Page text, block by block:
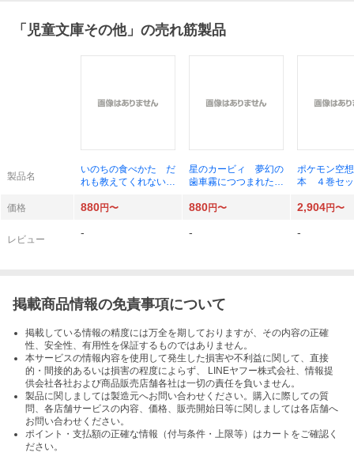
「 児童文庫その他」の売れ筋製品
製品名
いのちの食べかた だ
れも教えてくれない、
つばさ文庫 Ｂも３－
シタケシンスケ／絵
星のカービィ 夢幻の
歯車霧につつまれた大
さ文庫 Ｃた３－６
苅野タウ／絵 ぽと／
ポケモン空
本 ４巻セッ
価格
880円〜 880円〜 2,904円〜
レビュー
- - -
掲載商品情報の免責事項について
掲載している情報の精度には万全を期しておりますが、その内容の正確
性、安全性、有用性を保証するものではありません。
本サービスの情報内容を使用して発生した損害や不利益に関して、直接
的・間接的あるいは損害の程度によらず、 LINEヤフー株式会社、情報提
供会社各社および商品販売店舗各社は一切の責任を負いません。
製品に関しましては製造元へお問い合わせください。購入に際しての質
問、各店舗サービスの内容、価格、販売開始日等に関しましては各店舗へ
お問い合わせください。
ポイント・支払額の正確な情報（付与条件・上限等）はカートをご確認く
ださい。